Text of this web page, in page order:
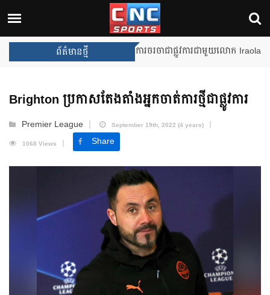
ព័ត៌មានថ្មី Unai Emery សន្យាថានឹងឈ្នះពាន
Brighton ប្រកាស​តែងតាំង​អ្នក​ចាត់ការថ្មី​ជាផ្លូវការ
Premier League
September 19th, 2022 (4 years)
1068 Views
Share